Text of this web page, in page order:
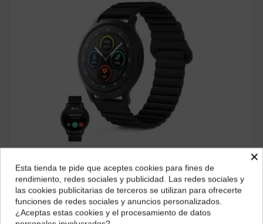
SmartWatch
Smartwatch Ksix Core 3 AMOLED 1.32" IP67, Negro con
Correa Magnética
48,49 €
ver producto
¿Dónde deseas recibir tu pedido?
Selecciona tu ubicación para mostrarte los precios e
impuestos correctos para tu región.
×
Esta tienda te pide que aceptes cookies para fines de
rendimiento, redes sociales y publicidad. Las redes sociales y
las cookies publicitarias de terceros se utilizan para ofrecerte
funciones de redes sociales y anuncios personalizados.
¿Aceptas estas cookies y el procesamiento de datos